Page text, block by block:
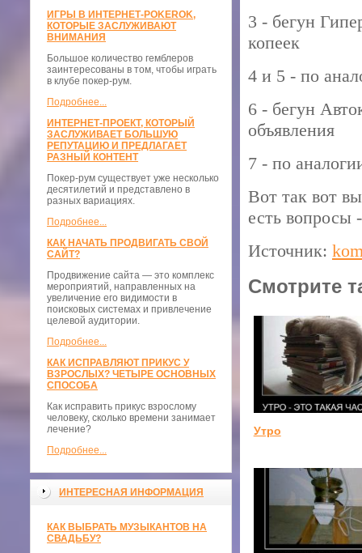
ИГРЫ В ИНТЕРНЕТ-POKEROK,
КОТОРЫЕ ЗАСЛУЖИВАЮТ
ВНИМАНИЯ
Большое количество гемблеров
заинтересованы в том, чтобы играть
в клубе покер-рум.
Подробнее...
ИНТЕРНЕТ-ПРОЕКТ, КОТОРЫЙ
ЗАСЛУЖИВАЕТ БОЛЬШУЮ
РЕПУТАЦИЮ И ПРЕДЛАГАЕТ
РАЗНЫЙ КОНТЕНТ
Покер-рум существует уже несколько
десятилетий и представлено в
разных вариациях.
Подробнее...
КАК НАЧАТЬ ПРОДВИГАТЬ СВОЙ
САЙТ?
Продвижение сайта — это комплекс
мероприятий, направленных на
увеличение его видимости в
поисковых системах и привлечение
целевой аудитории.
Подробнее...
КАК ИСПРАВЛЯЮТ ПРИКУС У
ВЗРОСЛЫХ? ЧЕТЫРЕ ОСНОВНЫХ
СПОСОБА
Как исправить прикус взрослому
человеку, сколько времени занимает
лечение?
Подробнее...
ИНТЕРЕСНАЯ ИНФОРМАЦИЯ
КАК ВЫБРАТЬ МУЗЫКАНТОВ НА
СВАДЬБУ?
3 - бегун
копеек
4 и 5 - по
6 - бегун
объявления
7 - по
Вот так вот
есть вопросы
Источник:
Смотрите
Утро